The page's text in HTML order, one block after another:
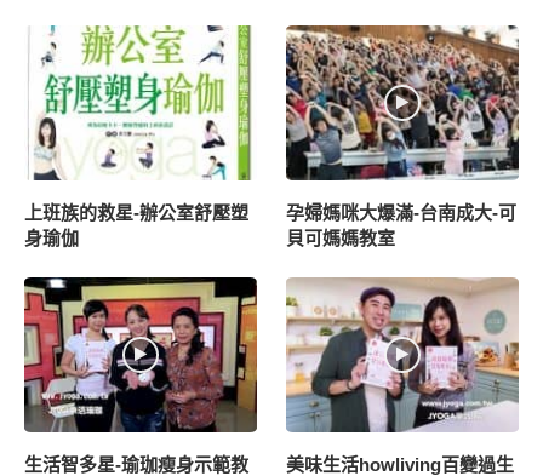
上班族的救星-辦公室舒壓塑
身瑜伽
孕婦媽咪大爆滿-台南成大-可
貝可媽媽教室
生活智多星-瑜珈瘦身示範教
美味生活howliving百變過生